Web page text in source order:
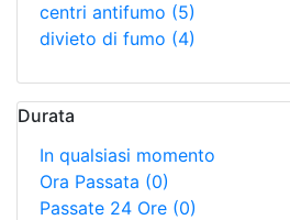
centri antifumo (5)
divieto di fumo (4)
Durata
In qualsiasi momento
Ora Passata (0)
Passate 24 Ore (0)